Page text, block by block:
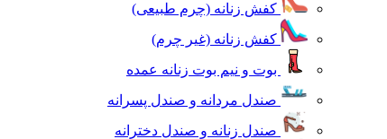
کفش زنانه (چرم طبیعی)
کفش زنانه (غیر چرم)
بوت و نیم بوت زنانه عمده
صندل مردانه و صندل پسرانه
صندل زنانه و صندل دخترانه